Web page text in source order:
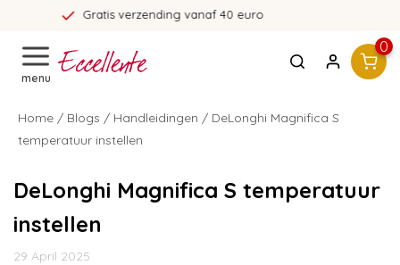
vanaf 40 euro
menu
0
Home / Blogs / Handleidingen / DeLonghi Magnifica S
temperatuur instellen
DeLonghi Magnifica S temperatuur
instellen
29 April 2025